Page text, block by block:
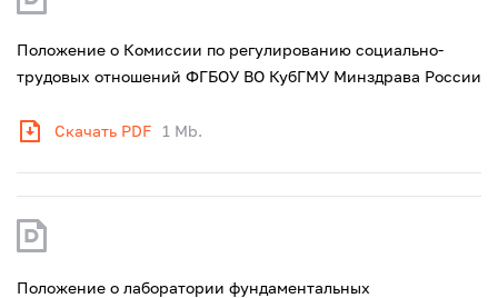
Положение о Комиссии по регулированию социально-
трудовых отношений ФГБОУ ВО КубГМУ Минздрава России
Скачать PDF 1 Mb.
Положение о лаборатории фундаментальных